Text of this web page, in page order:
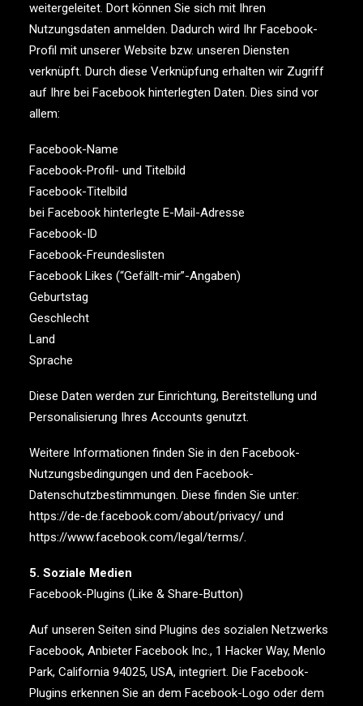
weitergeleitet. Dort können Sie sich mit Ihren
Nutzungsdaten anmelden. Dadurch wird Ihr Facebook-
Profil mit unserer Website bzw. unseren Diensten
verknüpft. Durch diese Verknüpfung erhalten wir Zugriff
auf Ihre bei Facebook hinterlegten Daten. Dies sind vor
allem:
Facebook-Name
Facebook-Profil- und Titelbild
Facebook-Titelbild
bei Facebook hinterlegte E-Mail-Adresse
Facebook-ID
Facebook-Freundeslisten
Facebook Likes (“Gefällt-mir”-Angaben)
Geburtstag
Geschlecht
Land
Sprache
Diese Daten werden zur Einrichtung, Bereitstellung und
Personalisierung Ihres Accounts genutzt.
Weitere Informationen finden Sie in den Facebook-
Nutzungsbedingungen und den Facebook-
Datenschutzbestimmungen. Diese finden Sie unter:
https://de-de.facebook.com/about/privacy/ und
https://www.facebook.com/legal/terms/.
5. Soziale Medien
Facebook-Plugins (Like & Share-Button)
Auf unseren Seiten sind Plugins des sozialen Netzwerks
Facebook, Anbieter Facebook Inc., 1 Hacker Way, Menlo
Park, California 94025, USA, integriert. Die Facebook-
Plugins erkennen Sie an dem Facebook-Logo oder dem